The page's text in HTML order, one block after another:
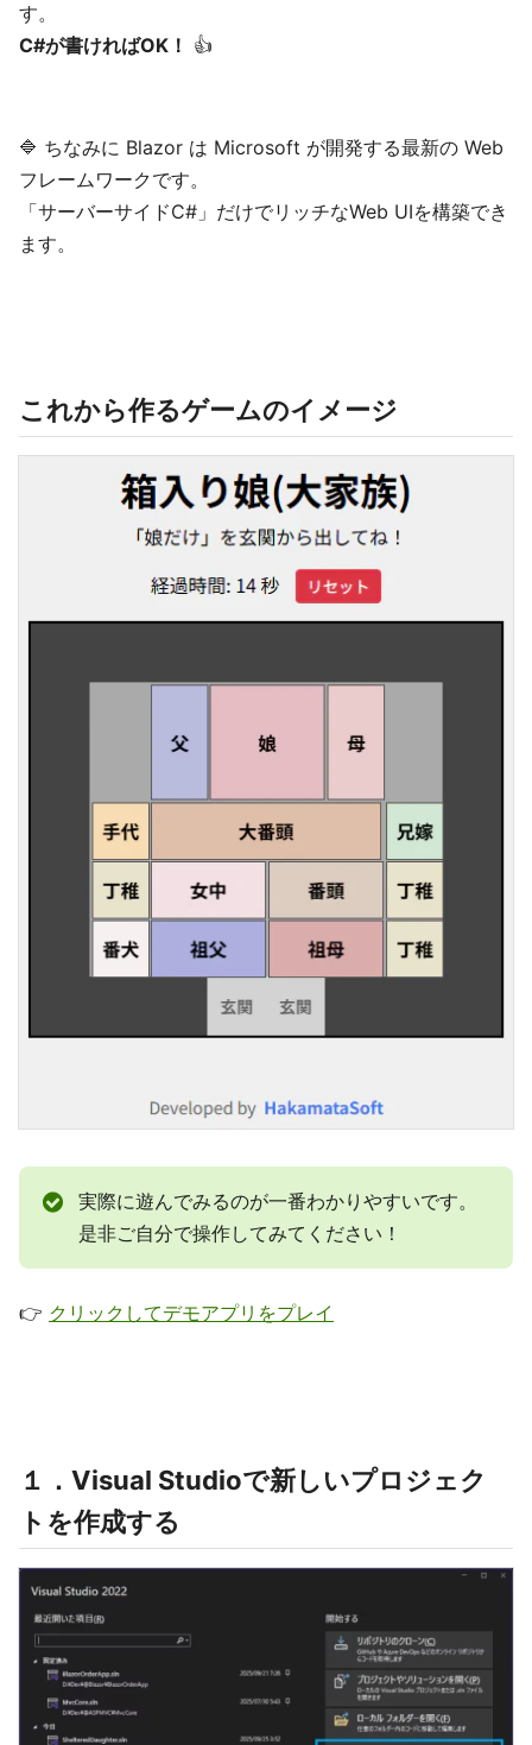
す。
C#が書ければOK！ 👍
🔷 ちなみに Blazor は Microsoft が開発する最新の Web
フレームワークです。
「サーバーサイドC#」だけでリッチなWeb UIを構築でき
ます。
これから作るゲームのイメージ
実際に遊んでみるのが一番わかりやすいです。
是非ご自分で操作してみてください！
👉 クリックしてデモアプリをプレイ
１．Visual Studioで新しいプロジェク
トを作成する